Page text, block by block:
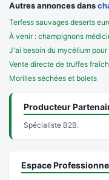
Autres annonces dans
Terfess sauvages deserts
À venir : champignons
J'ai besoin du mycélium
Vente directe de truffes
Morilles séchées et bolets
Producteur
Spécialiste B2B.
Espace